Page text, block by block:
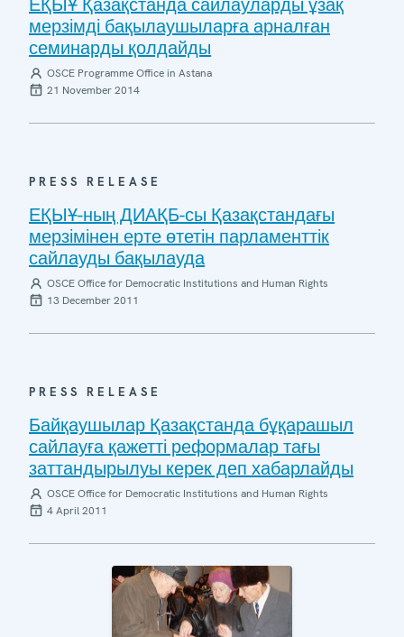
мерзімді бақылаушыларға арналған
семинарды қолдайды
OSCE Programme Office in Astana
21 November 2014
PRESS RELEASE
ЕҚЫҰ-ның ДИАҚБ-сы Қазақстандағы
мерзімінен ерте өтетін парламенттік
сайлауды бақылауда
OSCE Office for Democratic Institutions and Human Rights
13 December 2011
PRESS RELEASE
Байқаушылар Қазақстанда бұқарашыл
сайлауға қажетті реформалар тағы
заттандырылуы керек деп хабарлайды
OSCE Office for Democratic Institutions and Human Rights
4 April 2011